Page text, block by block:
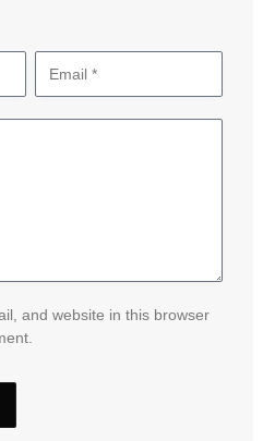
and website in this browser